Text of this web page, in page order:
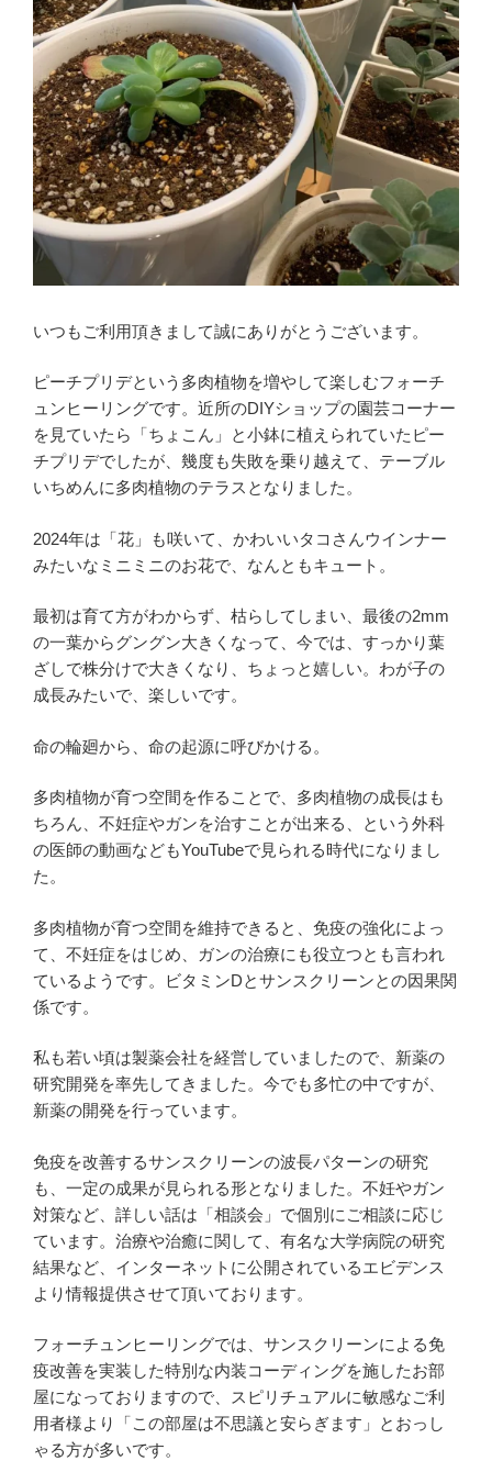
いつもご利用頂きまして誠にありがとうございます。
ピーチプリデという多肉植物を増やして楽しむフォーチ
ュンヒーリングです。近所のDIYショップの園芸コーナー
を見ていたら「ちょこん」と小鉢に植えられていたピー
チプリデでしたが、幾度も失敗を乗り越えて、テーブル
いちめんに多肉植物のテラスとなりました。
2024年は「花」も咲いて、かわいいタコさんウインナー
みたいなミニミニのお花で、なんともキュート。
最初は育て方がわからず、枯らしてしまい、最後の2mm
の一葉からグングン大きくなって、今では、すっかり葉
ざしで株分けで大きくなり、ちょっと嬉しい。わが子の
成長みたいで、楽しいです。
命の輪廻から、命の起源に呼びかける。
多肉植物が育つ空間を作ることで、多肉植物の成長はも
ちろん、不妊症やガンを治すことが出来る、という外科
の医師の動画などもYouTubeで見られる時代になりまし
た。
多肉植物が育つ空間を維持できると、免疫の強化によっ
て、不妊症をはじめ、ガンの治療にも役立つとも言われ
ているようです。ビタミンDとサンスクリーンとの因果関
係です。
私も若い頃は製薬会社を経営していましたので、新薬の
研究開発を率先してきました。今でも多忙の中ですが、
新薬の開発を行っています。
免疫を改善するサンスクリーンの波長パターンの研究
も、一定の成果が見られる形となりました。不妊やガン
対策など、詳しい話は「相談会」で個別にご相談に応じ
ています。治療や治癒に関して、有名な大学病院の研究
結果など、インターネットに公開されているエビデンス
より情報提供させて頂いております。
フォーチュンヒーリングでは、サンスクリーンによる免
疫改善を実装した特別な内装コーディングを施したお部
屋になっておりますので、スピリチュアルに敏感なご利
用者様より「この部屋は不思議と安らぎます」とおっし
ゃる方が多いです。